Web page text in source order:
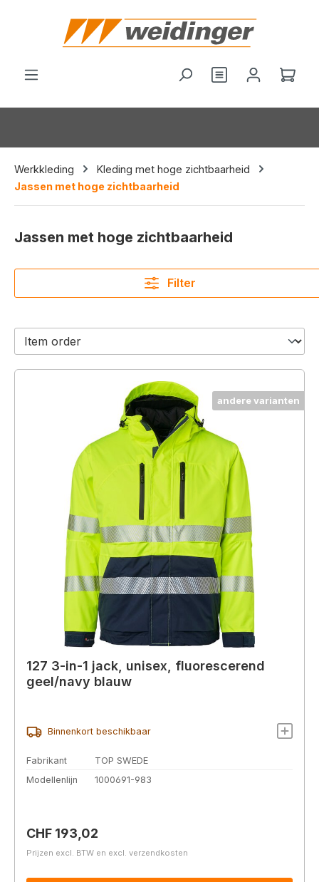
Je hebt 0 items
Werkkleding
Kleding met hoge zichtbaarheid
Jassen met hoge zichtbaarheid
Jassen met hoge zichtbaarheid
Filter
andere varianten
127 3-in-1 jack, unisex, fluorescerend
geel/navy blauw
Binnenkort beschikbaar
Fabrikant
TOP SWEDE
Modellenlijn
1000691-983
Normale prijs:
CHF 193,02
Prijzen excl. BTW en excl. verzendkosten